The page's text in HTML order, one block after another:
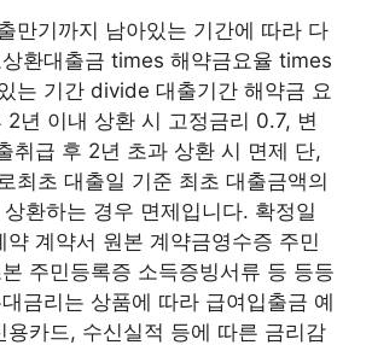
만기까지 남아있는 기간에 따라 다
환대출금 times 해약금요율 times
는 기간 divide 대출기간 해약금 요
2년 이내 상환 시 고정금리 0.7, 변
취급 후 2년 초과 상환 시 면제 단,
최초 대출일 기준 최초 대출금액의
환하는 경우 면제입니다. 확정일
약 계약서 원본 계약금영수증 주민
주민등록증 소득증빙서류 등 등등
금리는 상품에 따라 급여입출금 예
용카드, 수신실적 등에 따른 금리감